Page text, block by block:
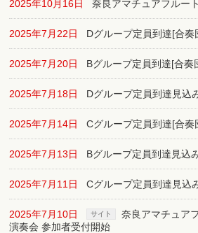
2025年10月16日 奈良アマチュアフルー
2025年7月22日 Dグループ定員到達[合奏
2025年7月20日 Bグループ定員到達[合奏
2025年7月18日 Dグループ定員到達見込
2025年7月14日 Cグループ定員到達[合奏
2025年7月13日 Bグループ定員到達見込
2025年7月11日 Cグループ定員到達見込
2025年7月10日 サイト
奈良アマチュア
演奏会 参加者受付開始